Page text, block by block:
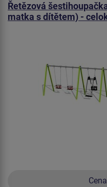
Řetězová
matka s dítětem) -